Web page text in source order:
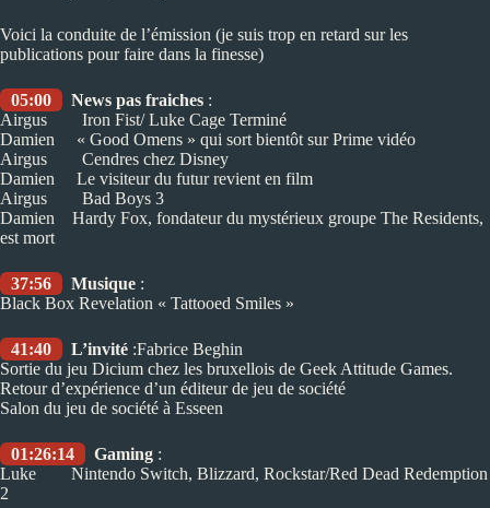
Voici la conduite de l’émission (je suis trop en retard sur les
publications pour faire dans la finesse)
05:00 News pas fraiches :
Airgus Iron Fist/ Luke Cage Terminé
Damien « Good Omens » qui sort bientôt sur Prime vidéo
Airgus Cendres chez Disney
Damien Le visiteur du futur revient en film
Airgus Bad Boys 3
Damien Hardy Fox, fondateur du mystérieux groupe The Residents,
est mort
37:56 Musique :
Black Box Revelation « Tattooed Smiles »
41:40 L’invité :Fabrice Beghin
Sortie du jeu Dicium chez les bruxellois de Geek Attitude Games.
Retour d’expérience d’un éditeur de jeu de société
Salon du jeu de société à Esseen
01:26:14 Gaming :
Luke Nintendo Switch, Blizzard, Rockstar/Red Dead Redemption
2